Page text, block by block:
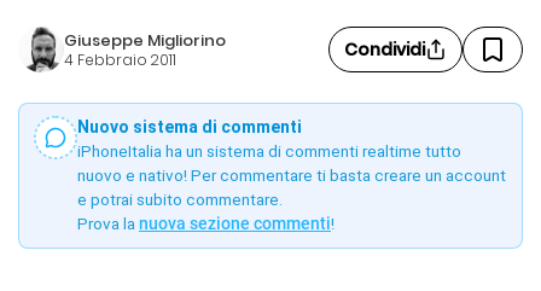
Giuseppe Migliorino
4 Febbraio 2011 Condividi
Nuovo sistema di commenti
iPhoneItalia ha un sistema di commenti realtime tutto
nuovo e nativo! Per commentare ti basta creare un account
e potrai subito commentare.
Prova la nuova sezione commenti!